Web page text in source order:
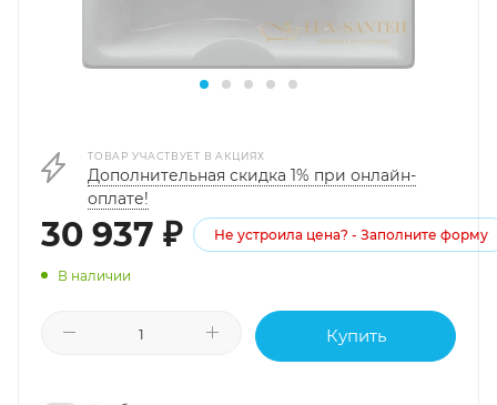
ТОВАР УЧАСТВУЕТ В АКЦИЯХ
Дополнительная скидка 1% при онлайн-
оплате!
30 937 ₽ Не устроила цена? - Заполните форму
В наличии
Купить